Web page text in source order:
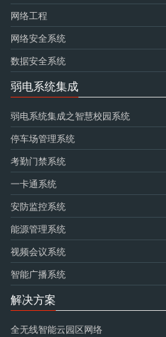
网络工程
网络安全系统
数据安全系统
弱电系统集成
弱电系统集成之智慧校园系统
停车场管理系统
考勤门禁系统
一卡通系统
安防监控系统
能源管理系统
视频会议系统
智能广播系统
解决方案
全无线智能云园区网络